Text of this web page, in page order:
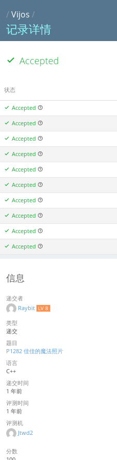
/Vijos /
记录详情
Accepted
状态
Accepted
Accepted
Accepted
Accepted
Accepted
Accepted
Accepted
Accepted
Accepted
Accepted
信息
递交者
Raybit LV 8
类型
递交
题目
P1282 佳佳的魔法照片
语言
C++
递交时间
1 年前
评测时间
1 年前
评测机
Jtwd2
分数